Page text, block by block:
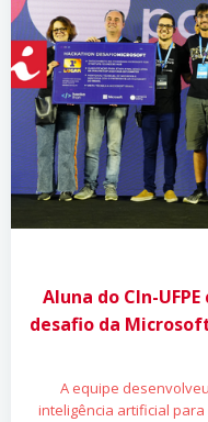
Aluna do CIn-UFPE
desafio da
A equipe
inteligência artificial